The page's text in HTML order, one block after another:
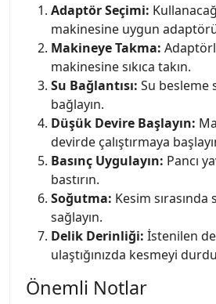
Adaptör Seçimi:
makinesine uygun
Makineye Takma:
makinesine sıkıca takın.
Su Bağlantısı: Su besleme
bağlayın.
Düşük Devire Başlayın:
devirde çalıştırmaya
Basınç Uygulayın: Pancı
bastırın.
Soğutma: Kesim sırasında
sağlayın.
Delik Derinliği: İstenilen
ulaştığınızda kesmeyi
Önemli Notlar